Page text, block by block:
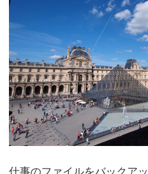
仕事のファイルをバックア